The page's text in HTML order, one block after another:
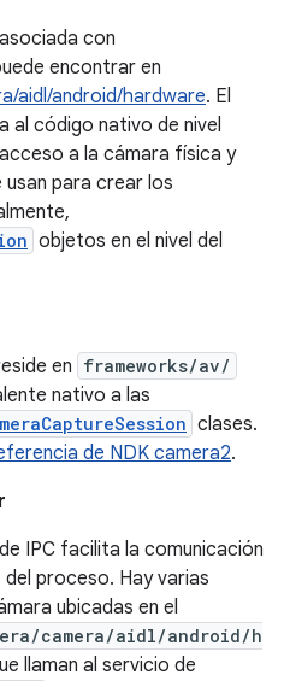
con
encontrar en
aidl/android/hardware. El
al código nativo de nivel
a la cámara física y
para crear los
objetos en el nivel del
en frameworks/av/
nativo a las
clases.
de NDK camera2.
IPC facilita la comunicación
proceso. Hay varias
ubicadas en el
camera/aidl/android/h
llaman al servicio de